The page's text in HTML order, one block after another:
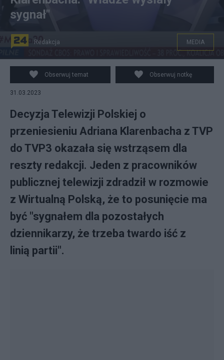
sygnał"
Redakcja MEDIA
Obserwuj temat Obserwuj notkę
31.03.2023
Decyzja Telewizji Polskiej o
przeniesieniu Adriana Klarenbacha z TVP
do TVP3 okazała się wstrząsem dla
reszty redakcji. Jeden z pracowników
publicznej telewizji zdradził w rozmowie
z Wirtualną Polską, że to posunięcie ma
być "sygnałem dla pozostałych
dziennikarzy, że trzeba twardo iść z
linią partii".